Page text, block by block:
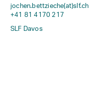
jochen.bettzieche(at)slf.ch
+41 81 4170 217
SLF Davos